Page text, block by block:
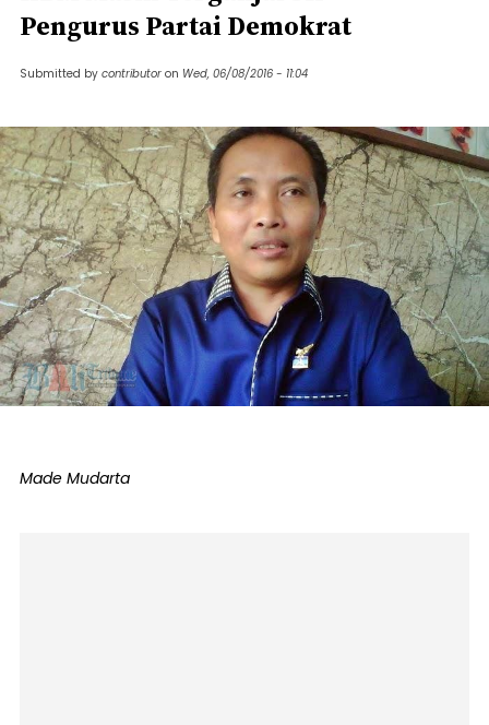
Pengurus Partai Demokrat
Submitted by contributor on Wed, 06/08/2016 - 11:04
Made Mudarta